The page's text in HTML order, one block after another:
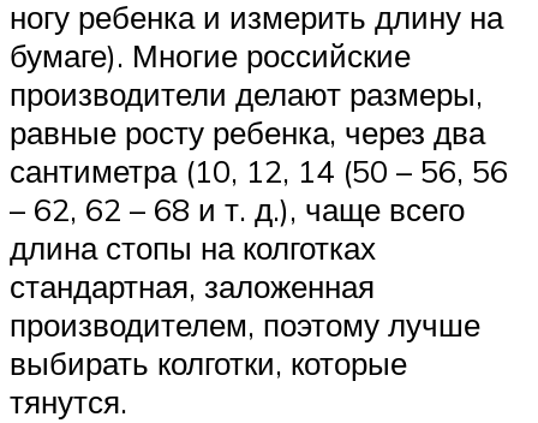
ногу ребенка и измерить длину на
бумаге). Многие российские
производители делают размеры,
равные росту ребенка, через два
сантиметра (10, 12, 14 (50 – 56, 56
– 62, 62 – 68 и т. д.), чаще всего
длина стопы на колготках
стандартная, заложенная
производителем, поэтому лучше
выбирать колготки, которые
тянутся.